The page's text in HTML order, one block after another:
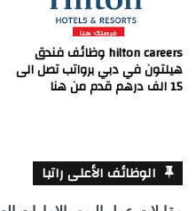
hilton careers وظائف فندق
هيلتون في دبي برواتب تصل الى
15 الف درهم قدم من هنا
الوظائف الأعلى راتبا